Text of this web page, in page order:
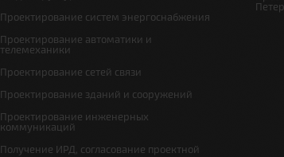
Проектирование систем энергоснабжения
Проектирование автоматики и
телемеханики
Проектирование сетей связи
Проектирование зданий и сооружений
Проектирование инженерных
коммуникаций
Получение ИРД, согласование проектной